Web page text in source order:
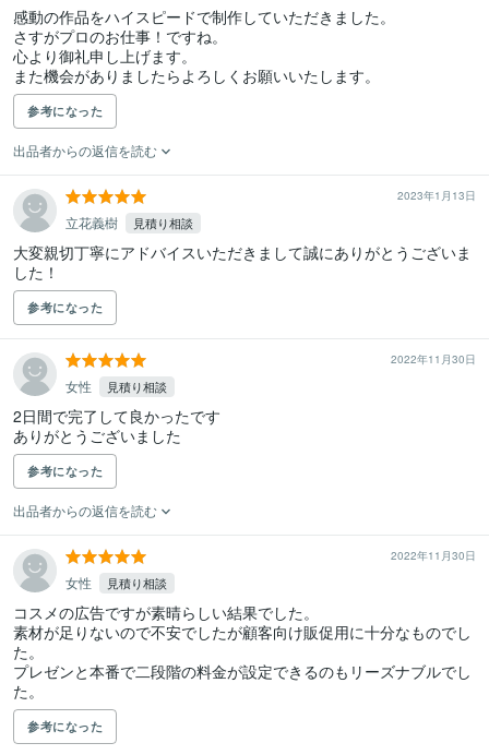
感動の作品をハイスピードで制作していただきました。
さすがプロのお仕事！ですね。
心より御礼申し上げます。
また機会がありましたらよろしくお願いいたします。
参考になった
出品者からの返信を読む
2023年1月13日
立花義樹 見積り相談
大変親切丁寧にアドバイスいただきまして誠にありがとうございま
した！
参考になった
2022年11月30日
女性 見積り相談
2日間で完了して良かったです
ありがとうございました
参考になった
出品者からの返信を読む
2022年11月30日
女性 見積り相談
コスメの広告ですが素晴らしい結果でした。
素材が足りないので不安でしたが顧客向け販促用に十分なものでし
た。
プレゼンと本番で二段階の料金が設定できるのもリーズナブルでし
た。
参考になった